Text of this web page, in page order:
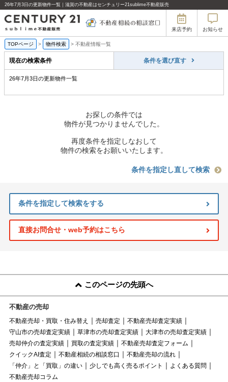
26年7月3日の更新物件一覧｜滋賀の不動産はセンチュリー21sublime不動産販売
来店予約 お知らせ
TOPページ > 物件検索 > 不動産情報一覧
現在の検索条件 条件を選び直す
26年7月3日の更新物件一覧
お探しの条件では
物件が見つかりませんでした。
再度条件を指定しなおして
物件の検索をお願いいたします。
条件を指定し直して検索
条件を指定して検索をする
直接お問合せ・web予約はこちら
このページの先頭へ
不動産の売却
不動産売却・買取・住み替え 売却査定
不動産売却査定実績
守山市の売却査定実績
草津市の売却査定実績
大津市の売却査定実績
売却仲介の査定実績
買取の査定実績
不動産売却査定フォーム
クイックAI査定
不動産相続の相談窓口
不動産売却の流れ
「仲介」と「買取」の違い
少しでも高く売るポイント
よくある質問
不動産売却コラム